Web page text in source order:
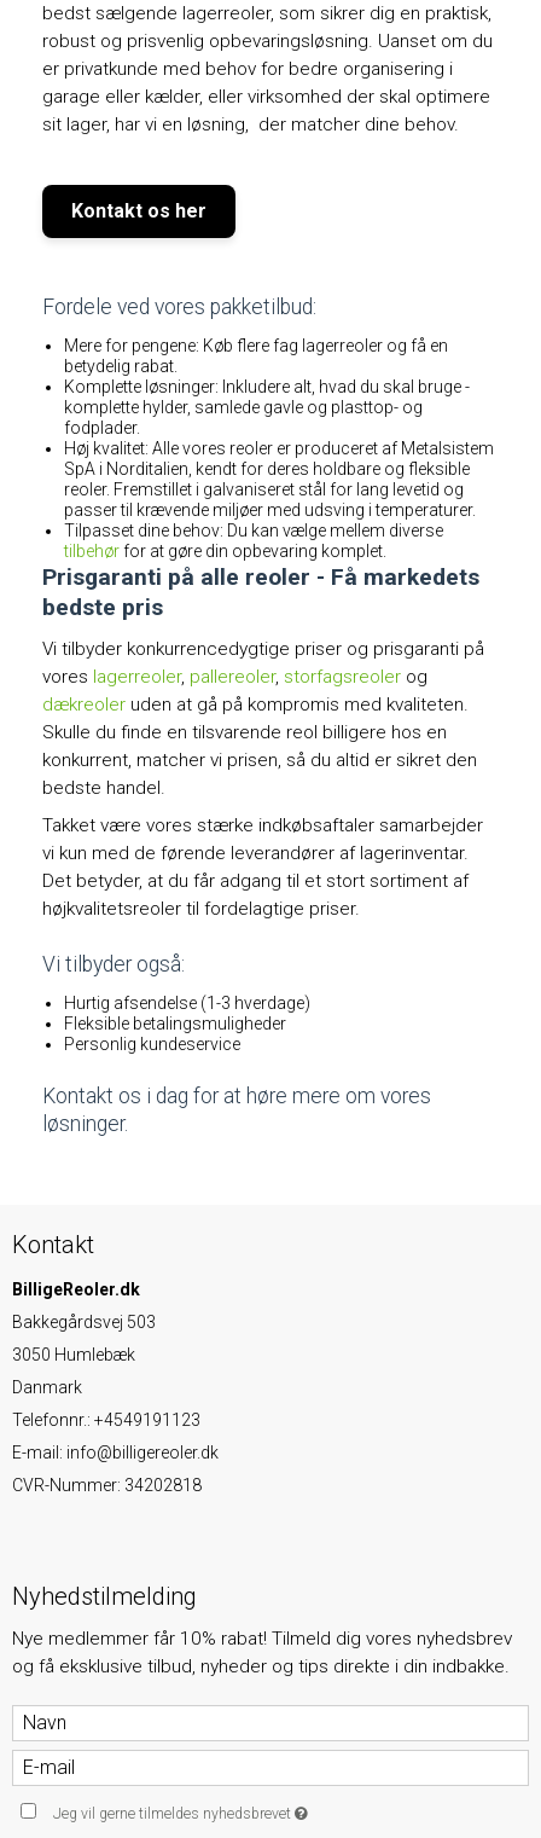
bedst sælgende lagerreoler, som sikrer dig en praktisk,
robust og prisvenlig opbevaringsløsning. Uanset om du
er privatkunde med behov for bedre organisering i
garage eller kælder, eller virksomhed der skal optimere
sit lager, har vi en løsning, der matcher dine behov.
Kontakt os her
Fordele ved vores pakketilbud:
Mere for pengene: Køb flere fag lagerreoler og få en
betydelig rabat.
Komplette løsninger: Inkludere alt, hvad du skal bruge -
komplette hylder, samlede gavle og plasttop- og
fodplader.
Høj kvalitet: Alle vores reoler er produceret af Metalsistem
SpA i Norditalien, kendt for deres holdbare og fleksible
reoler. Fremstillet i galvaniseret stål for lang levetid og
passer til krævende miljøer med udsving i temperaturer.
Tilpasset dine behov: Du kan vælge mellem diverse
tilbehørfor at gøre din opbevaring komplet.
Prisgaranti på alle reoler - Få markedets
bedste pris
Vi tilbyder konkurrencedygtige priser og prisgaranti på
vores lagerreoler, pallereoler, storfagsreoler og
dækreoler uden at gå på kompromis med kvaliteten.
Skulle du finde en tilsvarende reol billigere hos en
konkurrent, matcher vi prisen, så du altid er sikret den
bedste handel.
Takket være vores stærke indkøbsaftaler samarbejder
vi kun med de førende leverandører af lagerinventar.
Det betyder, at du får adgang til et stort sortiment af
højkvalitetsreoler til fordelagtige priser.
Vi tilbyder også:
Hurtig afsendelse (1-3 hverdage)
Fleksible betalingsmuligheder
Personlig kundeservice
Kontakt os i dag for at høre mere om vores
løsninger.
Kontakt
BilligeReoler.dk
Bakkegårdsvej 503
3050 Humlebæk
Danmark
Telefonnr.: +4549191123
E-mail: info@billigereoler.dk
CVR-Nummer: 34202818
Nyhedstilmelding
Nye medlemmer får 10% rabat! Tilmeld dig vores nyhedsbrev
og få eksklusive tilbud, nyheder og tips direkte i din indbakke.
Jeg vil gerne tilmeldes nyhedsbrevet